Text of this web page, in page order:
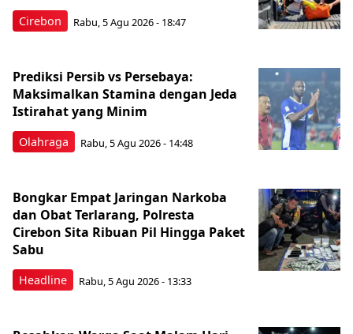
Cirebon Rabu, 5 Agu 2026 - 18:47
Olahraga
Prediksi Persib vs Persebaya:
Maksimalkan Stamina dengan Jeda
Istirahat yang Minim
Rabu, 5 Agu 2026 - 14:48
Headline
Bongkar Empat Jaringan Narkoba
dan Obat Terlarang, Polresta
Cirebon Sita Ribuan Pil Hingga Paket
Sabu
Rabu, 5 Agu 2026 - 13:33